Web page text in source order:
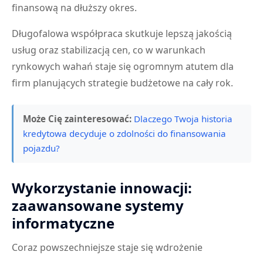
finansową na dłuższy okres.
Długofalowa współpraca skutkuje lepszą jakością
usług oraz stabilizacją cen, co w warunkach
rynkowych wahań staje się ogromnym atutem dla
firm planujących strategie budżetowe na cały rok.
Może Cię zainteresować: Dlaczego Twoja historia
kredytowa decyduje o zdolności do finansowania
pojazdu?
Wykorzystanie innowacji:
zaawansowane systemy
informatyczne
Coraz powszechniejsze staje się wdrożenie